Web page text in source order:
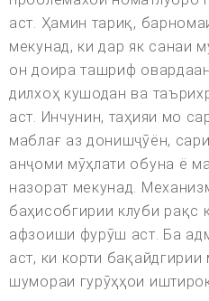
аст. Ҳамин тариқ,
мекунад, ки дар як санаи
он доира ташриф
дилхоҳ кушодан ва
аст. Инчунин, таҳияи мо
маблағ аз донишҷӯён,
анҷоми мӯҳлати обуна ё
назорат мекунад.
баҳисобгирии клуби рақс
афзоиши фурӯш аст. Ба
аст, ки корти
шумораи гурӯҳҳои